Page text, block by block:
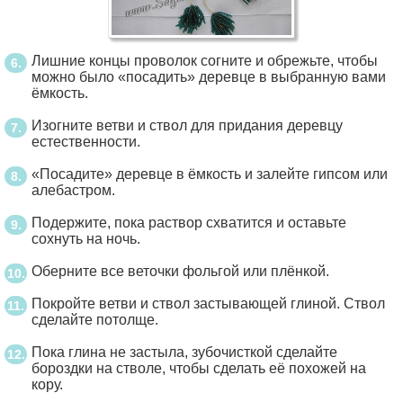
Лишние концы проволок согните и обрежьте, чтобы
можно было «посадить» деревце в выбранную вами
ёмкость.
Изогните ветви и ствол для придания деревцу
естественности.
«Посадите» деревце в ёмкость и залейте гипсом или
алебастром.
Подержите, пока раствор схватится и оставьте
сохнуть на ночь.
Оберните все веточки фольгой или плёнкой.
Покройте ветви и ствол застывающей глиной. Ствол
сделайте потолще.
Пока глина не застыла, зубочисткой сделайте
бороздки на стволе, чтобы сделать её похожей на
кору.